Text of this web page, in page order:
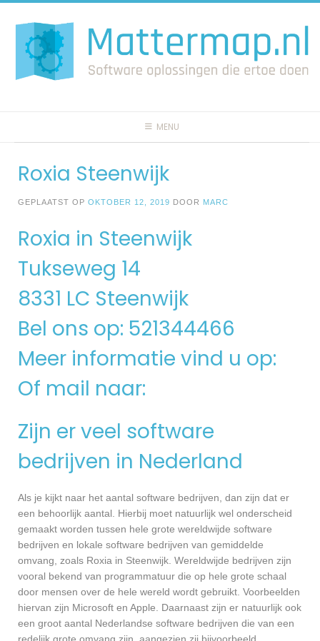
naar
inhoud
MENU
Roxia Steenwijk
GEPLAATST OP OKTOBER 12, 2019 DOOR MARC
Roxia in Steenwijk
Tukseweg 14
8331 LC Steenwijk
Bel ons op: 521344466
Meer informatie vind u op:
Of mail naar:
Zijn er veel software
bedrijven in Nederland
Als je kijkt naar het aantal software bedrijven, dan zijn dat er
een behoorlijk aantal. Hierbij moet natuurlijk wel onderscheid
gemaakt worden tussen hele grote wereldwijde software
bedrijven en lokale software bedrijven van gemiddelde
omvang, zoals Roxia in Steenwijk. Wereldwijde bedrijven zijn
vooral bekend van programmatuur die op hele grote schaal
door mensen over de hele wereld wordt gebruikt. Voorbeelden
hiervan zijn Microsoft en Apple. Daarnaast zijn er natuurlijk ook
een groot aantal Nederlandse software bedrijven die van een